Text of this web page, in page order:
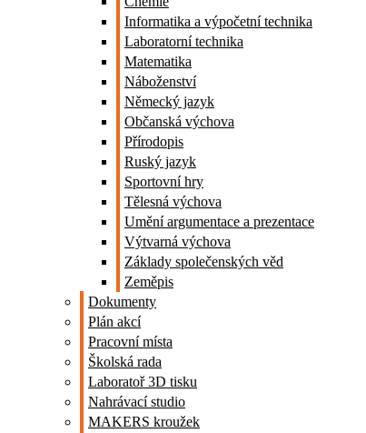
Informatika a výpočetní technika
Laboratorní technika
Matematika
Náboženství
Německý jazyk
Občanská výchova
Přírodopis
Ruský jazyk
Sportovní hry
Tělesná výchova
Umění argumentace a prezentace
Výtvarná výchova
Základy společenských věd
Zeměpis
Dokumenty
Plán akcí
Pracovní místa
Školská rada
Laboratoř 3D tisku
Nahrávací studio
MAKERS kroužek